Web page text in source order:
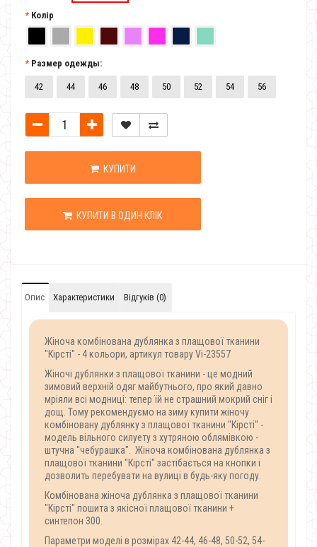
Колір
Размер одежды:
42 44 46 48 50 52 54 56
КУПИТИ
КУПИТИ В ОДИН КЛІК
Опис Характеристики Відгуків (0)
Жіноча комбінована дублянка з плащової тканини
"Кірсті" - 4 кольори, артикул товару Vi-23557
Жіночі дублянки з плащової тканини - це модний
зимовий верхній одяг майбутнього, про який давно
мріяли всі модниці: тепер їй не страшний мокрий сніг і
дощ. Тому рекомендуємо на зиму купити жіночу
комбіновану дублянку з плащової тканини "Кірсті" -
модель вільного силуету з хутряною облямівкою -
штучна "чебурашка". Жіноча комбінована дублянка з
плащової тканини "Кірсті" застібається на кнопки і
дозволить перебувати на вулиці в будь-яку погоду.
Комбінована жіноча дублянка з плащової тканини
"Кірсті" пошита з якісної плащової тканини +
синтепон 300.
Параметри моделі в розмірах 42-44, 46-48, 50-52, 54-